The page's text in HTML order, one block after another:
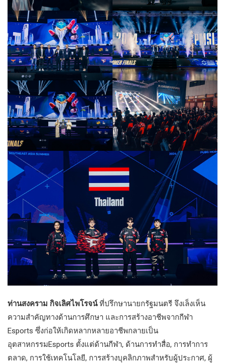
ท่านสงคราม กิจเลิศไพโรจน์ที่ปรึกษานายกรัฐมนตรี จึงเล็งเห็น
ความสำคัญทางด้านการศึกษา และการสร้างอาชีพจากกีฬา
Esports ซึ่งก่อให้เกิดหลากหลายอาชีพกลายเป็น
อุตสาหกรรมEsports ตั้งแต่ด้านกีฬา, ด้านการทำสื่อ, การทำการ
ตลาด, การใช้เทคโนโลยี, การสร้างบุคลิกภาพสำหรับผู้ประกาศ, ผู้